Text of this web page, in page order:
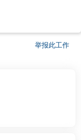
举报此工作